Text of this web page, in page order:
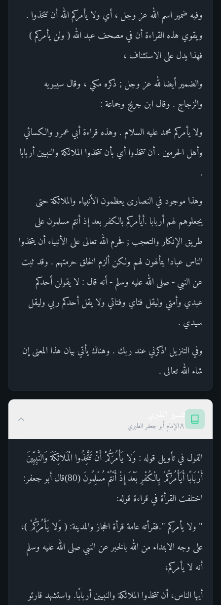
وفيه ضمير اسم الله عز وجل ، أي ولا يأمركم الله أن تتخذوا .
ويقوي هذه القراءة أن في مصحف عبد الله ( ولن يأمركم )
فهذا يدل على الاستئناف ،
والضمير أيضا لله عز وجل ; ذكره مكي ، وقال سيبويه
والزجاج . وقال ابن جريج وجماعة :
ولا يأمركم محمد عليه السلام . وهذه قراءة أبي عمرو والكسائي
وأهل الحرمين . أن تتخذوا أي بأن تتخذوا الملائكة والنبيين أربابا
.
وهذا موجود في النصارى يعظمون الأنبياء والملائكة حتى
يجعلوهم لهم أربابا .أيأمركم بالكفر بعد إذ أنتم مسلمون على
طريق الإنكار والتعجب ; فحرم الله تعالى على الأنبياء أن يتخذوا
الناس عبادا يتألهون لهم ولكن ألزم الخلق حرمتهم . وقد ثبت
عن النبي - صلى الله عليه وسلم - أنه قال : لا يقولن أحدكم
عبدي وأمتي وليقل فتاي وفتاتي ولا يقل أحدكم ربي وليقل
سيدي .
وفي التنزيل اذكرني عند ربك . وهناك يأتي بيان هذا المعنى إن
شاء الله تعالى .
الإمام أبو جعفر الطبري
القول في تأويل قوله : وَلا يَأْمُرَكُمْ أَنْ تَتَّخِذُوا الْمَلائِكَةَ وَالنَّبِيِّينَ
أَرْبَابًا أَيَأْمُرُكُمْ بِالْكُفْرِ بَعْدَ إِذْ أَنْتُمْ مُسْلِمُونَ (80)قال أبو جعفر:
اختلفت القرأة في قراءة قوله:
" ولا يأمركم ".فقرأته عامة قرأة الحجاز والمدينة: ( وَلا يَأْمُرُكُمْ )،
على وجه الابتداء من الله بالخبر عن النبي صلى الله عليه وسلم
أنه لا يأمركم،
أيها الناس، أن تتخذوا الملائكة والنبيين أربابًا. واستشهد قارئو